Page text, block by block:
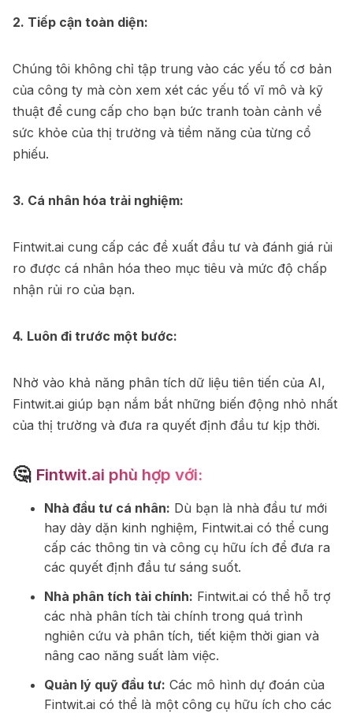
2. Tiếp cận toàn diện:
Chúng tôi không chỉ tập trung vào các yếu tố cơ bản
của công ty mà còn xem xét các yếu tố vĩ mô và kỹ
thuật để cung cấp cho bạn bức tranh toàn cảnh về
sức khỏe của thị trường và tiềm năng của từng cổ
phiếu.
3. Cá nhân hóa trải nghiệm:
Fintwit.ai cung cấp các đề xuất đầu tư và đánh giá rủi
ro được cá nhân hóa theo mục tiêu và mức độ chấp
nhận rủi ro của bạn.
4. Luôn đi trước một bước:
Nhờ vào khả năng phân tích dữ liệu tiên tiến của AI,
Fintwit.ai giúp bạn nắm bắt những biến động nhỏ nhất
của thị trường và đưa ra quyết định đầu tư kịp thời.
🤔 Fintwit.ai phù hợp với:
Nhà đầu tư cá nhân: Dù bạn là nhà đầu tư mới
hay dày dặn kinh nghiệm, Fintwit.ai có thể cung
cấp các thông tin và công cụ hữu ích để đưa ra
các quyết định đầu tư sáng suốt.
Nhà phân tích tài chính: Fintwit.ai có thể hỗ trợ
các nhà phân tích tài chính trong quá trình
nghiên cứu và phân tích, tiết kiệm thời gian và
nâng cao năng suất làm việc.
Quản lý quỹ đầu tư: Các mô hình dự đoán của
Fintwit.ai có thể là một công cụ hữu ích cho các